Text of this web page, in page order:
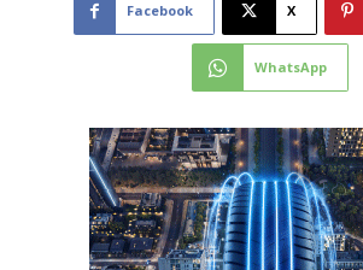
Facebook X
WhatsApp